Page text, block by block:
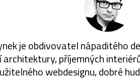
je obdivovatel nápaditého
architektury, příjemných
webdesignu, dobré